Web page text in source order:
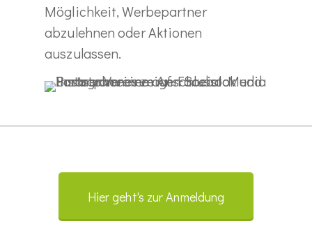
Möglichkeit, Werbepartner
abzulehnen oder Aktionen
auszulassen.
Hier geht's zur Anmeldung